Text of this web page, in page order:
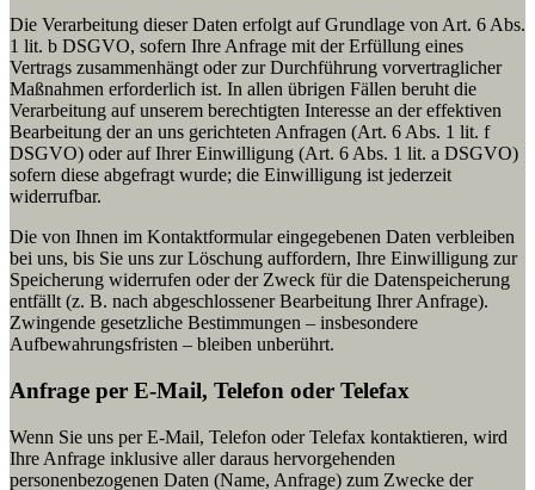
Die Verarbeitung dieser Daten erfolgt auf Grundlage von Art. 6 Abs.
1 lit. b DSGVO, sofern Ihre Anfrage mit der Erfüllung eines
Vertrags zusammenhängt oder zur Durchführung vorvertraglicher
Maßnahmen erforderlich ist. In allen übrigen Fällen beruht die
Verarbeitung auf unserem berechtigten Interesse an der effektiven
Bearbeitung der an uns gerichteten Anfragen (Art. 6 Abs. 1 lit. f
DSGVO) oder auf Ihrer Einwilligung (Art. 6 Abs. 1 lit. a DSGVO)
sofern diese abgefragt wurde; die Einwilligung ist jederzeit
widerrufbar.
Die von Ihnen im Kontaktformular eingegebenen Daten verbleiben
bei uns, bis Sie uns zur Löschung auffordern, Ihre Einwilligung zur
Speicherung widerrufen oder der Zweck für die Datenspeicherung
entfällt (z. B. nach abgeschlossener Bearbeitung Ihrer Anfrage).
Zwingende gesetzliche Bestimmungen – insbesondere
Aufbewahrungsfristen – bleiben unberührt.
Anfrage per E-Mail, Telefon oder Telefax
Wenn Sie uns per E-Mail, Telefon oder Telefax kontaktieren, wird
Ihre Anfrage inklusive aller daraus hervorgehenden
personenbezogenen Daten (Name, Anfrage) zum Zwecke der